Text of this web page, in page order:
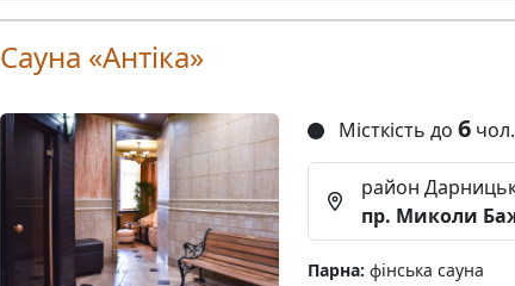
Сауна «Антіка»
Місткість до 6чол.
район
пр. Миколи
Парна: фінська сауна